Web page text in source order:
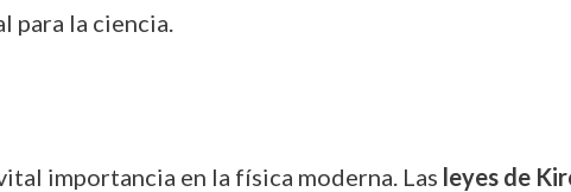
para la ciencia.
importancia en la física moderna. Las leyes de